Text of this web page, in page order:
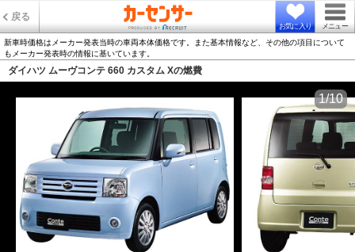
戻る
お気に入り メニュー
新車時価格はメーカー発表当時の車両本体価格です。また基本情報など、その他の項目について
もメーカー発表時の情報に基いています。
ダイハツ ムーヴコンテ 660 カスタム Xの燃費
1/10